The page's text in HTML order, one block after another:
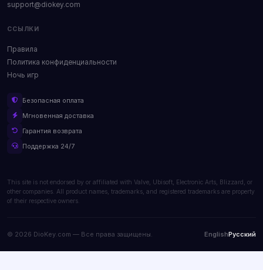
support@diokey.com
ССЫЛКИ
Правила
Политика конфиденциальности
Ночь игр
Безопасная оплата
Мгновенная доставка
Гарантия возврата
Поддержка 24/7
This site is not endorsed by or affiliated with Valve, Ubisoft, Electronic Arts, Blizzard, or
other companies. All product names, trademarks, and registered trademarks are property
of their respective owners.
© 2026 DioKey.com — Все права защищены. EnglishРусский